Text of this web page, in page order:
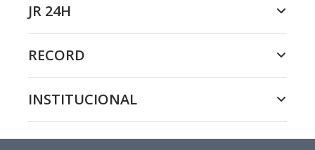
JR 24H
RECORD
INSTITUCIONAL